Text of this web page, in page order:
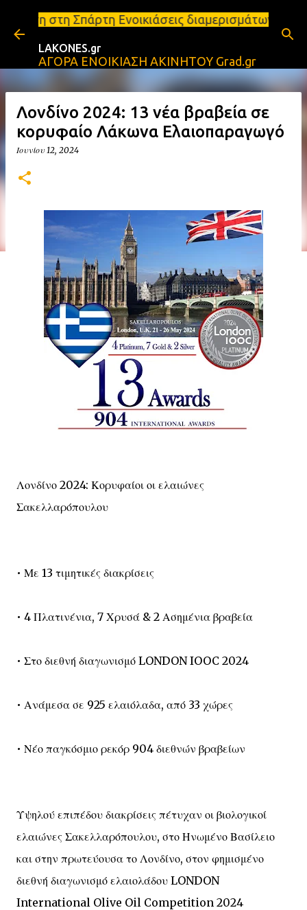
Μετάβαση στο κύριο περιεχόμενο
Ενοικιάσεις διαμερισμάτων Σπάρτη και
LAKONES.gr
ΑΓΟΡΑ ΕΝΟΙΚΙΑΣΗ ΑΚΙΝΗΤΟΥ Grad.gr
Λονδίνο 2024: 13 νέα βραβεία σε
κορυφαίο Λάκωνα Ελαιοπαραγωγό
Ιουνίου 12, 2024
Λονδίνο 2024: Κορυφαίοι οι ελαιώνες
Σακελλαρόπουλου
• Με 13 τιμητικές διακρίσεις
• 4 Πλατινένια, 7 Χρυσά & 2 Ασημένια βραβεία
• Στο διεθνή διαγωνισμό LONDON IOOC 2024
• Ανάμεσα σε 925 ελαιόλαδα, από 33 χώρες
• Νέο παγκόσμιο ρεκόρ 904 διεθνών βραβείων
Υψηλού επιπέδου διακρίσεις πέτυχαν οι βιολογικοί
ελαιώνες Σακελλαρόπουλου, στο Ηνωμένο Βασίλειο
και στην πρωτεύουσα το Λονδίνο, στον φημισμένο
διεθνή διαγωνισμό ελαιολάδου LONDON
International Olive Oil Competition 2024